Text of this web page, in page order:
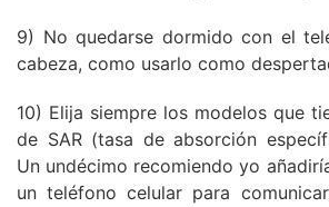
9) No quedarse dormido con el
cabeza, como usarlo como
10) Elija siempre los modelos que
de SAR (tasa de absorción
Un undécimo recomiendo yo
un teléfono celular para